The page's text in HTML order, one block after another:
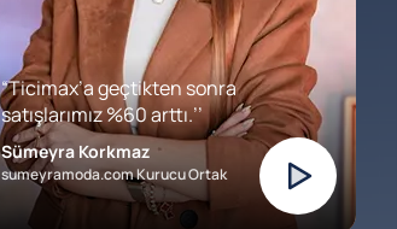
“Ticimax’a geçtikten sonra
satışlarımız %60 arttı.’’
Sümeyra Korkmaz
sumeyramoda.com Kurucu Ortak